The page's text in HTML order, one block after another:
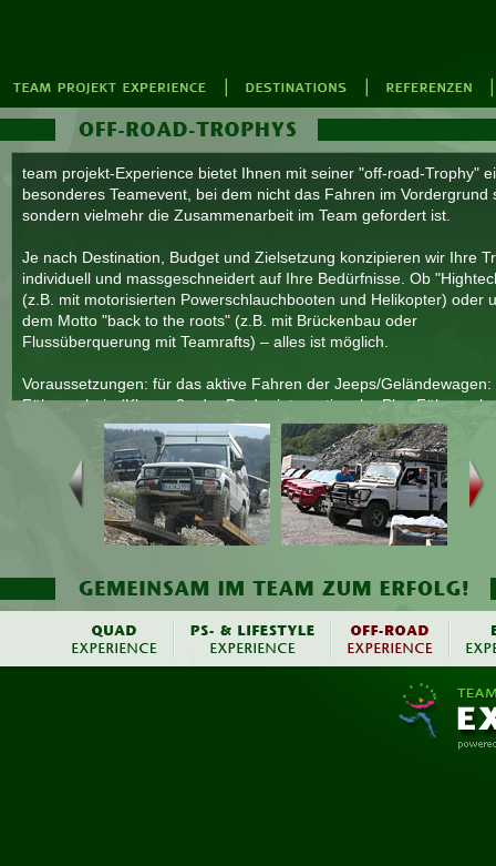
team projekt-Experience bietet Ihnen mit seiner "off-road-Trophy"
besonderes Teamevent, bei dem nicht das Fahren im Vordergrund
sondern vielmehr die Zusammenarbeit im Team gefordert ist.
Je nach Destination, Budget und Zielsetzung konzipieren wir Ihre
individuell und massgeschneidert auf Ihre Bedürfnisse. Ob
(z.B. mit motorisierten Powerschlauchbooten und Helikopter) oder
dem Motto "back to the roots" (z.B. mit Brückenbau oder
Flussüberquerung mit Teamrafts) – alles ist möglich.
Voraussetzungen: für das aktive Fahren der Jeeps/Geländewagen:
Führerschein (Klasse 3 oder B oder internationaler Pkw-
Teilnehmerzahl: min. 12 / max. 250 Teilnehmer
Zeitansatz: nach Absprache mit dem Auftraggeber
Ausführliche Infos über off-road-Trophys und off-road-Touren